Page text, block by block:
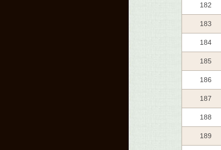
182
183
184
185
186
187
188
189